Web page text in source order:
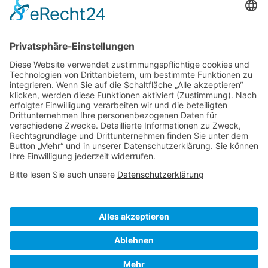
Dabei wird u.a. die eingetragene Email-Adresse an Mailchimp übertragen. Nährere
Informationen dazu finden Sie auch in unserer Datenschutzerklärung .
UMTAUSCH & RETOURE
WOLLPFLEGE
VERTRAG WIDERRUFEN
Copyright 2026 ©HejSkat-Kindermode mit Zukunft-ZERO
WASTE CONCEPT SHOP